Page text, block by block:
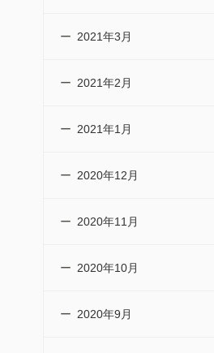
2021年3月
2021年2月
2021年1月
2020年12月
2020年11月
2020年10月
2020年9月